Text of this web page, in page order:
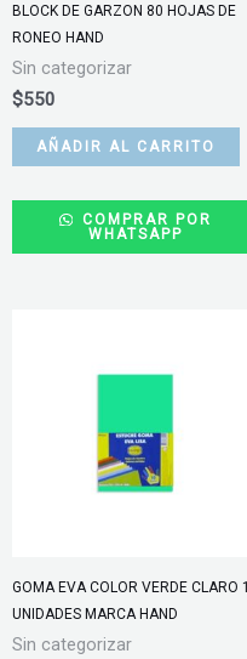
BLOCK DE GARZON 80 HOJAS DE
RONEO HAND
Sin categorizar
$550
AÑADIR AL CARRITO
COMPRAR POR
WHATSAPP
GOMA EVA COLOR VERDE CLARO
UNIDADES MARCA HAND
Sin categorizar